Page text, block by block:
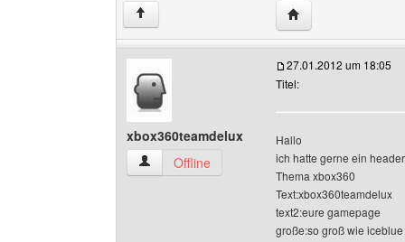
↑ Website dieses
xbox360teamdelux
xbox360teamdelux Benutzer-Profile anzeigen
Offline
27.01.2012 um 18:05
Titel:
Hallo
ich hatte gerne ein header
Thema xbox360
Text:xbox360teamdelux
text2:eure gamepage
große:so groß wie iceblue